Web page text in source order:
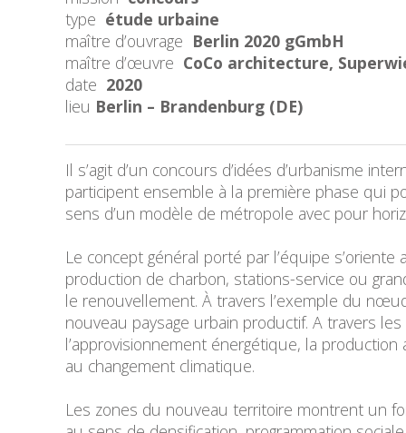
type étude urbaine
maître d’ouvrage Berlin 2020 gGmbH
maître d’œuvre CoCo architecture,
date 2020
lieu Berlin – Brandenburg (DE)
Il s’agit d’un concours d’idées d’urbanisme
participent ensemble à la première phase qui
sens d’un modèle de métropole avec pour
Le concept général porté par l’équipe
production de charbon, stations-service ou
le renouvellement. À travers l’exemple du
nouveau paysage urbain productif. A travers
l’approvisionnement énergétique, la
au changement climatique.
Les zones du nouveau territoire montrent un